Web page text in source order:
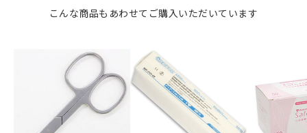
こんな商品もあわせてご購入いただいています